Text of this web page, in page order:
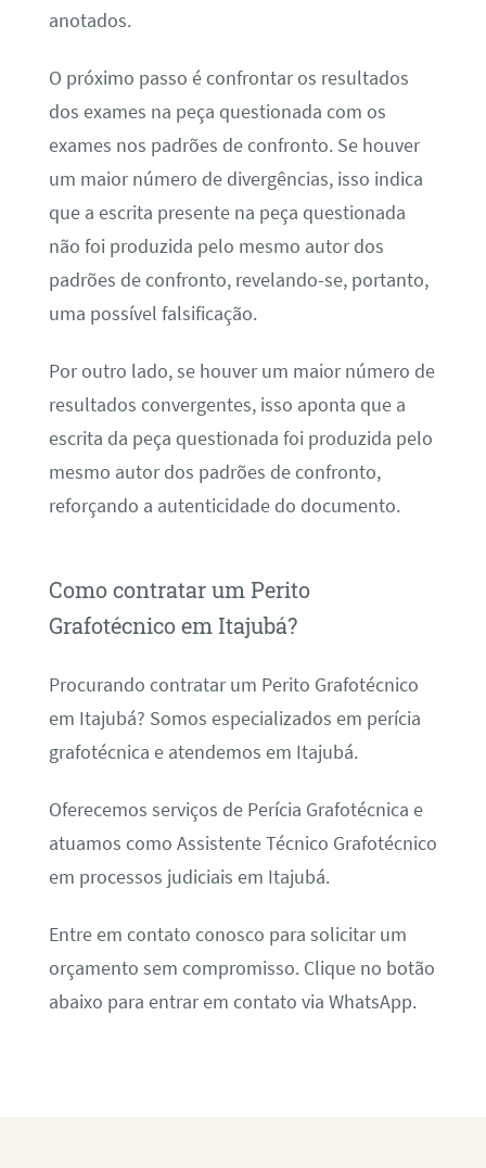
anotados.
O próximo passo é confrontar os resultados
dos exames na peça questionada com os
exames nos padrões de confronto. Se houver
um maior número de divergências, isso indica
que a escrita presente na peça questionada
não foi produzida pelo mesmo autor dos
padrões de confronto, revelando-se, portanto,
uma possível falsificação.
Por outro lado, se houver um maior número de
resultados convergentes, isso aponta que a
escrita da peça questionada foi produzida pelo
mesmo autor dos padrões de confronto,
reforçando a autenticidade do documento.
Como contratar um Perito
Grafotécnico em Itajubá?
Procurando contratar um Perito Grafotécnico
em Itajubá? Somos especializados em perícia
grafotécnica e atendemos em Itajubá.
Oferecemos serviços de Perícia Grafotécnica e
atuamos como Assistente Técnico Grafotécnico
em processos judiciais em Itajubá.
Entre em contato conosco para solicitar um
orçamento sem compromisso. Clique no botão
abaixo para entrar em contato via WhatsApp.